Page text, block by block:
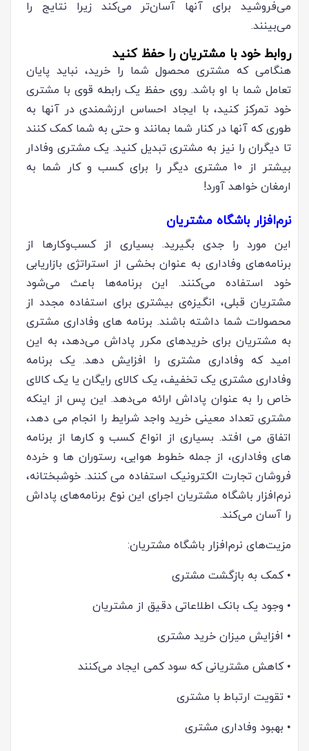
می‌فروشید برای آنها آسان‌تر می‌کند زیرا نتایج را
می‌بینند.
روابط خود با مشتریان را حفظ کنید
هنگامی که مشتری محصول شما را خرید، نباید پایان
تعامل شما با او باشد. روی حفظ یک رابطه قوی با مشتری
خود تمرکز کنید، با ایجاد احساس ارزشمندی در آنها به
طوری که آنها در کنار شما بمانند و حتی به شما کمک کنند
تا دیگران را نیز به مشتری تبدیل کنید. یک مشتری وفادار
بیشتر از 10 مشتری دیگر را برای کسب و کار شما به
ارمغان خواهد آورد!
نرم‌افزار باشگاه مشتریان
این مورد را جدی بگیرید. بسیاری از کسب‌وکارها از
برنامه‌های وفاداری به عنوان بخشی از استراتژی بازاریابی
خود استفاده می‌کنند. این برنامه‌ها باعث می‌شود
مشتریان قبلی، انگیزه‌ی بیشتری برای استفاده مجدد از
محصولات شما داشته باشند. برنامه های وفاداری مشتری
به مشتریان برای خریدهای مکرر پاداش می‌دهد، به این
امید که وفاداری مشتری را افزایش دهد. یک برنامه
وفاداری مشتری یک تخفیف، یک کالای رایگان یا یک کالای
خاص را به عنوان پاداش ارائه می‌دهد. این پس از اینکه
مشتری تعداد معینی خرید واجد شرایط را انجام می دهد،
اتفاق می افتد. بسیاری از انواع کسب و کارها از برنامه
های وفاداری، از جمله خطوط هوایی، رستوران ها و خرده
فروشان تجارت الکترونیک استفاده می کنند. خوشبختانه،
نرم‌افزار باشگاه مشتریان اجرای این نوع برنامه‌های پاداش
را آسان می‌کند.
مزیت‌های نرم‌افزار باشگاه مشتریان:
• کمک به بازگشت مشتری
• وجود یک بانک اطلاعاتی دقیق از مشتریان
• افزایش میزان خرید مشتری
• کاهش مشتریانی که سود کمی ایجاد می‌کنند
• تقویت ارتباط با مشتری
• بهبود وفاداری مشتری